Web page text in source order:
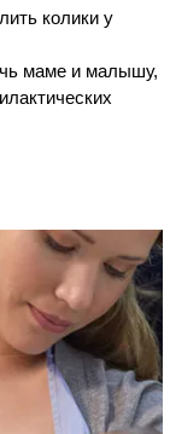
колики у
маме и малышу,